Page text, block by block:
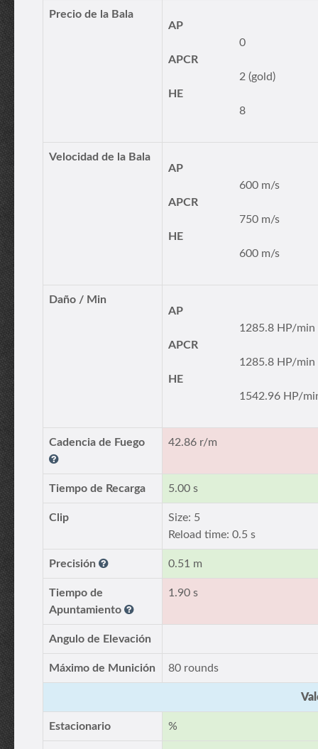
Precio de la Bala
AP
0
APCR
2 (gold)
HE
8
Velocidad de la Bala
AP
600 m/s
APCR
750 m/s
HE
600 m/s
Daño / Min
AP
1285.8 HP/min
APCR
1285.8 HP/min
HE
1542.96 HP/
Cadencia de Fuego 42.86 r/m
Tiempo de Recarga 5.00 s
Clip
Size: 5
Reload time: 0.5 s
Precisión 0.51 m
Tiempo de
Apuntamiento
1.90 s
Angulo de Elevación
Máximo de Munición 80 rounds
Estacionario %